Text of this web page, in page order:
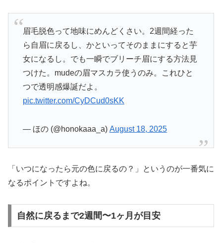
眉毛脱色って地味にめんどくさい。2週間経った
ら自眉に戻るし、かといってそのままにすると芋
女になるし。でも一瞬でブリーチ眉にする方法見
つけた。mudeの眉マスカラ使うのみ。これひと
つで透明感爆誕だよ。
pic.twitter.com/CyDCud0sKK
— ほの (@honokaaa_a) August 18, 2025
「いつになったら元の色に戻るの？」というのが一番気に
なるポイントですよね。
自然に戻るまで2週間〜1ヶ月が目安